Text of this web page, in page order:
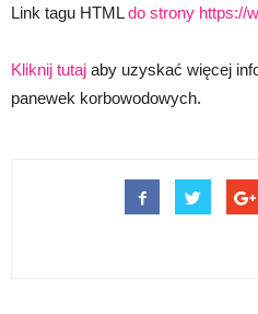
Link tagu HTMLdo strony https://
Kliknij tutaj aby uzyskać więcej
panewek korbowodowych.